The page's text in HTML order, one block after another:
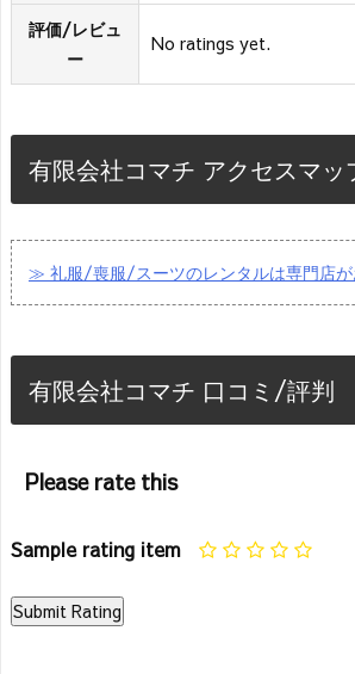
評価/レビュ
ー
No ratings yet.
有限会社コマチ アクセスマッ
≫ 礼服/喪服/スーツのレンタルは専門店が
有限会社コマチ 口コミ/評判
Please rate this
Sample rating item